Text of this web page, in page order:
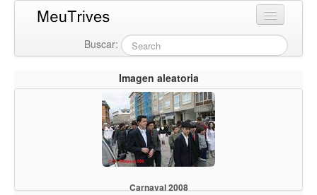
Buscar:
Imagen aleatoria
Carnaval 2008